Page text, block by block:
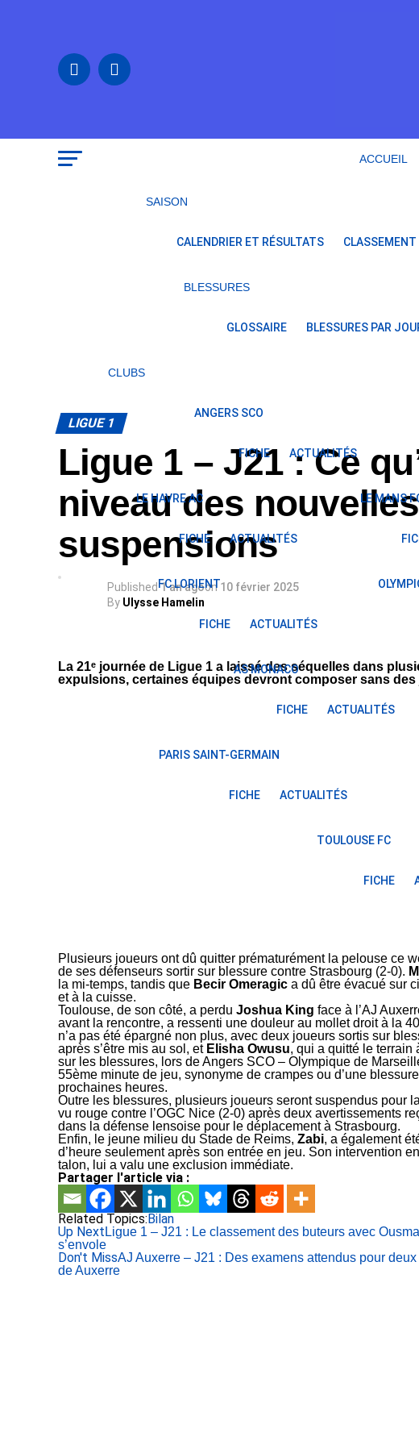
ACCUEIL
SAISON
CALENDRIER ET RÉSULTATS CLASSEMENT
BLESSURES
GLOSSAIRE BLESSURES PAR
CLUBS
ANGERS SCO
FICHE ACTUALITÉS
LE HAVRE AC
FICHE ACTUALITÉS
LE MANS
FC LORIENT
FICHE ACTUALITÉS
AS MONACO
FICHE ACTUALITÉS
PARIS SAINT-GERMAIN
FICHE ACTUALITÉS
TOULOUSE FC
FICHE
LIGUE 1
Ligue 1 – J21 : Ce
niveau des
suspensions
Published 1 an agoon 10 février 2025
By Ulysse Hamelin
La 21ᵉ journée de Ligue 1 a laissé des séquelles dans
expulsions, certaines équipes devront composer sans
Plusieurs joueurs ont dû quitter prématurément la pelouse ce
de ses défenseurs sortir sur blessure contre Strasbourg (2-0).
la mi-temps, tandis que Becir Omeragic a dû être évacué sur
et à la cuisse.
Toulouse, de son côté, a perdu Joshua King face à l’AJ
avant la rencontre, a ressenti une douleur au mollet droit à la
n’a pas été épargné non plus, avec deux joueurs sortis sur
après s’être mis au sol, et Elisha Owusu, qui a quitté le terrain
sur les blessures, lors de Angers SCO – Olympique de
55ème minute de jeu, synonyme de crampes ou d’une
prochaines heures.
Outre les blessures, plusieurs joueurs seront suspendus pour
vu rouge contre l’OGC Nice (2-0) après deux avertissements
dans la défense lensoise pour le déplacement à Strasbourg.
Enfin, le jeune milieu du Stade de Reims, Zabi, a également
d’heure seulement après son entrée en jeu. Son intervention
talon, lui a valu une exclusion immédiate.
Partager l'article via :
Related Topics:Bilan
Up Next Ligue 1 – J21 : Le classement des buteurs avec
s’envole
Don't MissAJ Auxerre – J21 : Des examens attendus pour
de Auxerre